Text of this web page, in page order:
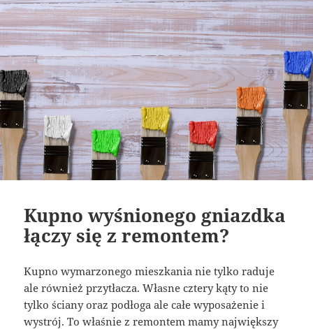
Kupno wyśnionego gniazdka
łączy się z remontem?
Kupno wymarzonego mieszkania nie tylko raduje
ale również przytłacza. Własne cztery kąty to nie
tylko ściany oraz podłoga ale całe wyposażenie i
wystrój. To właśnie z remontem mamy największy